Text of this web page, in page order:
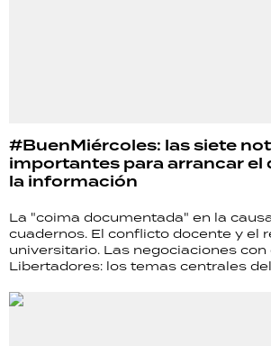
#BuenMiércoles: las siete
importantes para arrancar el
la información
La "coima documentada" en la
cuadernos. El conflicto docente y el
universitario. Las negociaciones con
Libertadores: los temas centrales